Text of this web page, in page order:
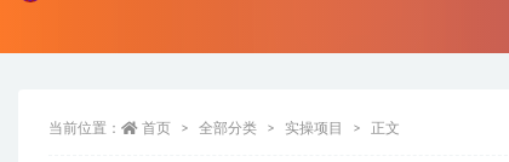
当前位置： 首页 全部分类 实操项目 正文